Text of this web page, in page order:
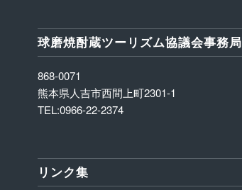
球磨焼酎蔵ツーリズム協議会事務局
868-0071
熊本県人吉市西間上町2301-1
TEL:0966-22-2374
リンク集